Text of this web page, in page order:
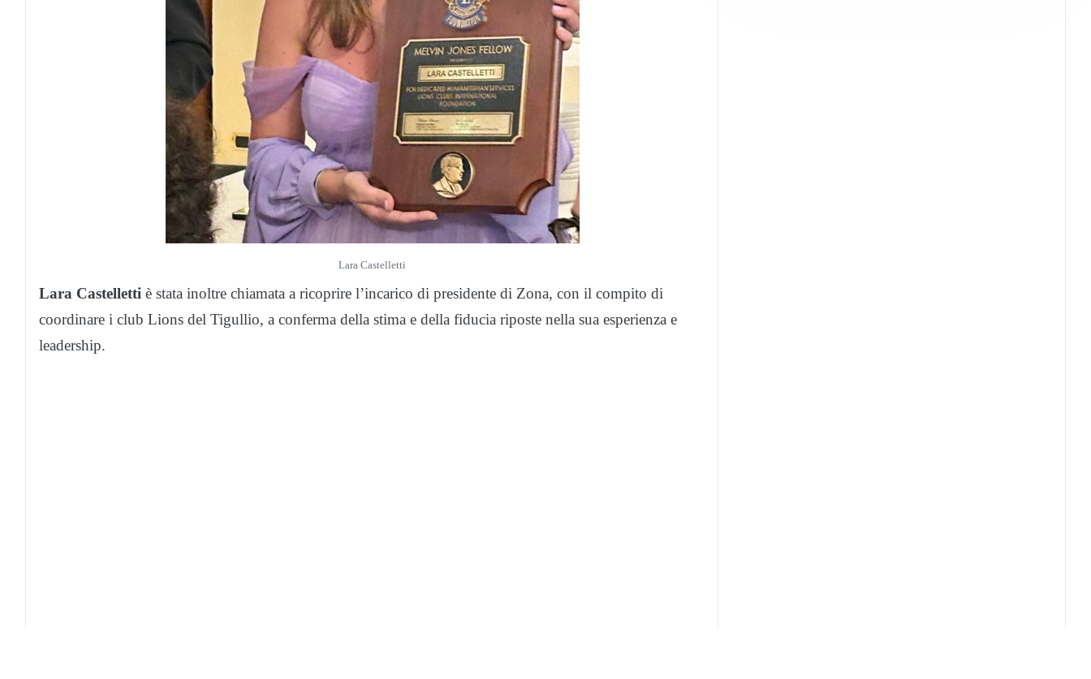
Lara Castelletti
Lara Castelletti è stata inoltre chiamata a ricoprire l’incarico di presidente di Zona, con il compito di
coordinare i club Lions del Tigullio, a conferma della stima e della fiducia riposte nella sua esperienza e
leadership.